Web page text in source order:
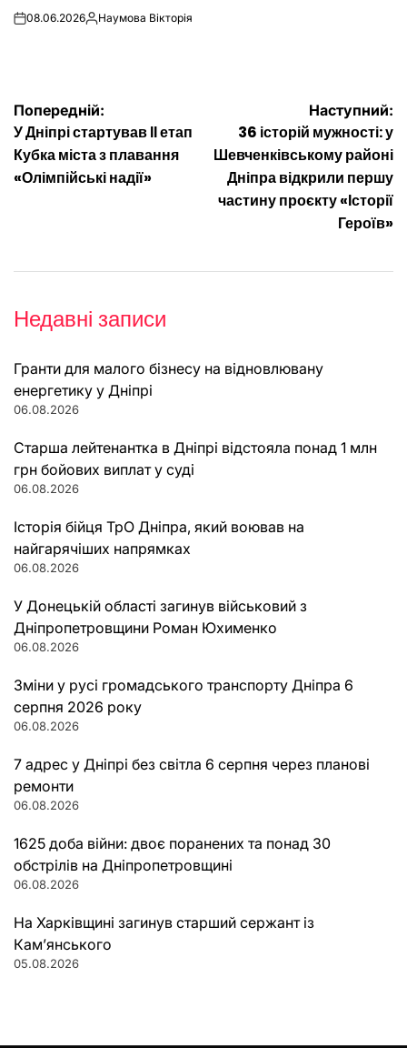
on08.06.2026Опубліковано
Наумова Вікторія
Навігація
записів
Попередній:
У Дніпрі стартував ІІ етап
Кубка міста з плавання
«Олімпійські надії»
Наступний:
36 історій мужності: у
Шевченківському районі
Дніпра відкрили першу
частину проєкту «Історії
Героїв»
Недавні записи
Гранти для малого бізнесу на відновлювану
енергетику у Дніпрі
06.08.2026
Старша лейтенантка в Дніпрі відстояла понад 1 млн
грн бойових виплат у суді
06.08.2026
Історія бійця ТрО Дніпра, який воював на
найгарячіших напрямках
06.08.2026
У Донецькій області загинув військовий з
Дніпропетровщини Роман Юхименко
06.08.2026
Зміни у русі громадського транспорту Дніпра 6
серпня 2026 року
06.08.2026
7 адрес у Дніпрі без світла 6 серпня через планові
ремонти
06.08.2026
1625 доба війни: двоє поранених та понад 30
обстрілів на Дніпропетровщині
06.08.2026
На Харківщині загинув старший сержант із
Кам’янського
05.08.2026